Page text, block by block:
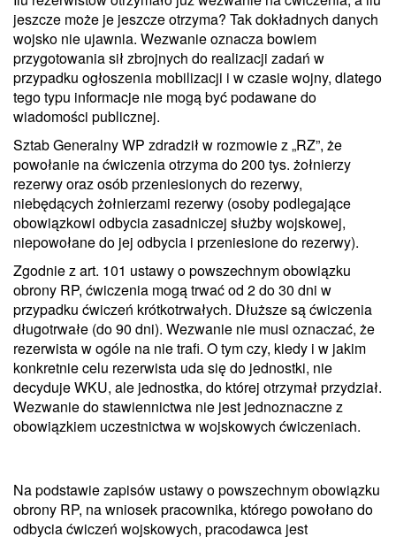
jeszcze może je jeszcze otrzyma? Tak dokładnych danych
wojsko nie ujawnia. Wezwanie oznacza bowiem
przygotowania sił zbrojnych do realizacji zadań w
przypadku ogłoszenia mobilizacji i w czasie wojny, dlatego
tego typu informacje nie mogą być podawane do
wiadomości publicznej.
Sztab Generalny WP zdradził w rozmowie z „RZ”, że
powołanie na ćwiczenia otrzyma do 200 tys. żołnierzy
rezerwy oraz osób przeniesionych do rezerwy,
niebędących żołnierzami rezerwy (osoby podlegające
obowiązkowi odbycia zasadniczej służby wojskowej,
niepowołane do jej odbycia i przeniesione do rezerwy).
Zgodnie z art. 101 ustawy o powszechnym obowiązku
obrony RP, ćwiczenia mogą trwać od 2 do 30 dni w
przypadku ćwiczeń krótkotrwałych. Dłuższe są ćwiczenia
długotrwałe (do 90 dni). Wezwanie nie musi oznaczać, że
rezerwista w ogóle na nie trafi. O tym czy, kiedy i w jakim
konkretnie celu rezerwista uda się do jednostki, nie
decyduje WKU, ale jednostka, do której otrzymał przydział.
Wezwanie do stawiennictwa nie jest jednoznaczne z
obowiązkiem uczestnictwa w wojskowych ćwiczeniach.
Na podstawie zapisów ustawy o powszechnym obowiązku
obrony RP, na wniosek pracownika, którego powołano do
odbycia ćwiczeń wojskowych, pracodawca jest